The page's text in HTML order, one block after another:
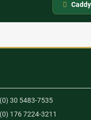
30 5483-7535
176 7224-3211